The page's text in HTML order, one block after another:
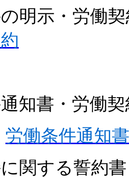
の明示・労働
通知書・労働
労働条件通知
に関する誓約